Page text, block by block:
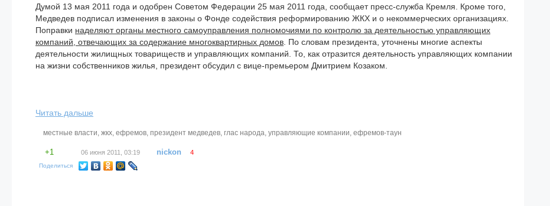
Думой 13 мая 2011 года и одобрен Советом Федерации 25 мая 2011 года, сообщает пресс-служба Кремля. Кроме того,
Медведев подписал изменения в законы о Фонде содействия реформированию ЖКХ и о некоммерческих организациях.
Поправки наделяют органы местного самоуправления полномочиями по контролю за деятельностью управляющих
компаний, отвечающих за содержание многоквартирных домов . По словам президента, уточнены многие аспекты
деятельности жилищных товариществ и управляющих компаний. То, как отразится деятельность управляющих компании
на жизни собственников жилья, президент обсудил с вице-премьером Дмитрием Козаком.
Читать дальше
местные власти, жкх, ефремов, президент медведев, глас народа, управляющие компании, ефремов-таун
+1 06 июня 2011, 03:19 nickon 4
Поделиться